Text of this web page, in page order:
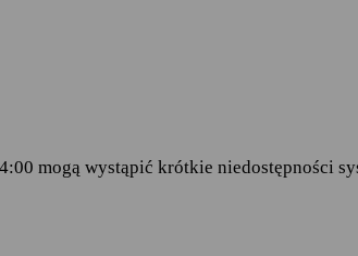
działalności podmiotów realizujących
5 października 2016 r. w sprawie zakresu i
publicznej.
Informatyki, który w imieniu ministra właściwego
mogą wystąpić krótkie niedostępności